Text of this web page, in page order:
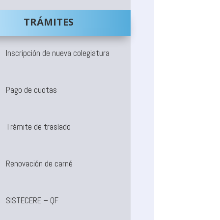
TRÁMITES
Inscripción de nueva colegiatura
Pago de cuotas
Trámite de traslado
Renovación de carné
SISTECERE – QF